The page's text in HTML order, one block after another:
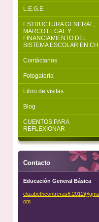
L.E.G.E
ESTRUCTURA GENERAL,
MARCO LEGAL Y
FINANCIAMIENTO DEL
SISTEMA ESCOLAR EN
Contáctanos
Fotogalería
Libro de visitas
Blog
CUENTOS PARA
REFLEXIONAR
Contacto
Educación General Básica
elizabethcontreras6.2012
om